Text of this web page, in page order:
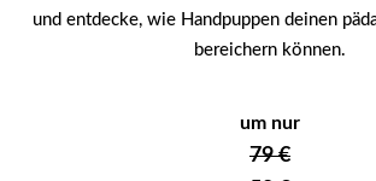
und entdecke, wie Handpuppen deinen
bereichern können.
um nur
79 €